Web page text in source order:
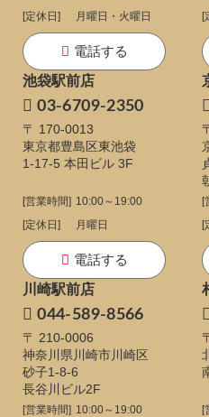
[定休日]
月曜日・火曜日
電話する
[
池袋駅前店
03-6709-2350
〒 170-0013
東京都豊島区東池袋
1-17-5 本田ビル 3F
[営業時間] 10:00～19:00
[定休日]
月曜日
電話する
[
[
川崎駅前店
044-589-8566
〒 210-0006
神奈川県川崎市川崎区
砂子1-8-6
長谷川ビル2F
[営業時間] 10:00～19:00
[